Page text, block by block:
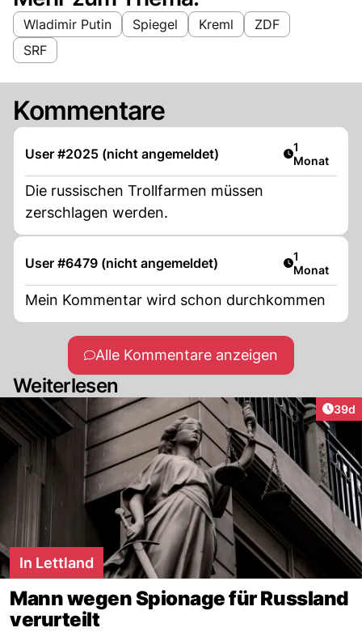
Wladimir Putin Spiegel Kreml
ZDF
SRF
Kommentare
User #2025 (nicht angemeldet) Artikel
1
Monat
Die russischen Trollfarmen müssen
zerschlagen werden.
User #6479 (nicht angemeldet) Artikel
1
Monat
Mein Kommentar wird schon durchkommen
Alle Kommentare anzeigen
Weiterlesen
39d
In Lettland
Mann wegen Spionage für Russland
verurteilt